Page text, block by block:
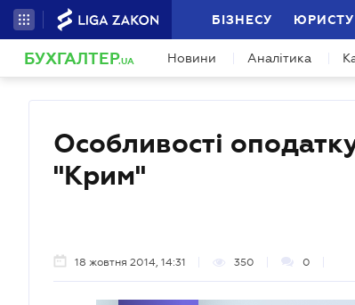
БІЗНЕСУ ЮРИСТУ
БУХГАЛТЕР.UA Новини Аналітика
Особливості
"Крим"
18 жовтня 2014, 14:31 350 0